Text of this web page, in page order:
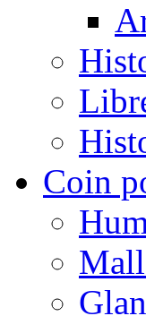
Coin